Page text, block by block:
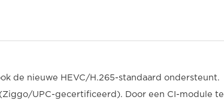
de nieuwe HEVC/H.265-standaard ondersteunt.
(Ziggo/UPC-gecertificeerd). Door een CI-module te